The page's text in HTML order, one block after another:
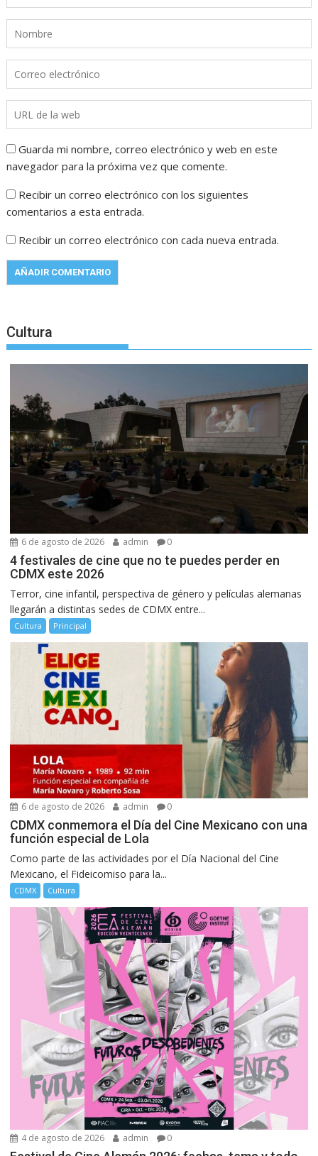
Guarda mi nombre, correo electrónico y web en este
navegador para la próxima vez que comente.
Recibir un correo electrónico con los siguientes
comentarios a esta entrada.
Recibir un correo electrónico con cada nueva entrada.
Cultura
6 de agosto de 2026 admin 0
4 festivales de cine que no te puedes perder en
CDMX este 2026
Terror, cine infantil, perspectiva de género y películas alemanas
llegarán a distintas sedes de CDMX entre...
Cultura Principal
6 de agosto de 2026 admin 0
CDMX conmemora el Día del Cine Mexicano con una
función especial de Lola
Como parte de las actividades por el Día Nacional del Cine
Mexicano, el Fideicomiso para la...
CDMX Cultura
4 de agosto de 2026 admin 0